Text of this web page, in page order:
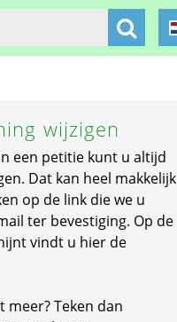
wijzigen
een petitie kunt u altijd
Dat kan heel makkelijk
op de link die we u
ter bevestiging. Op de
vindt u hier de
meer? Teken dan